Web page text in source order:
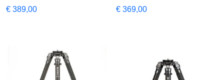
€ 389,00 € 369,00